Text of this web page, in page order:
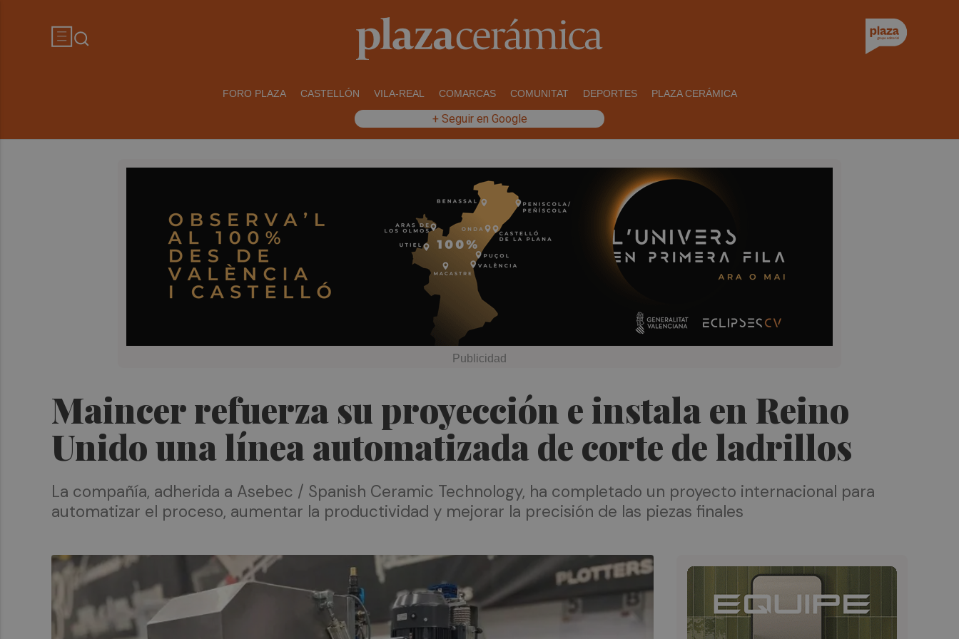
FORO PLAZA CASTELLÓN VILA-REAL COMARCAS COMUNITAT DEPORTES PLAZA CERÁMICA
+ Seguir en Google
Maincer refuerza su proyección e instala en Reino
Unido una línea automatizada de corte de ladrillos
La compañía, adherida a Asebec / Spanish Ceramic Technology, ha completado un proyecto internacional para
automatizar el proceso, aumentar la productividad y mejorar la precisión de las piezas finales